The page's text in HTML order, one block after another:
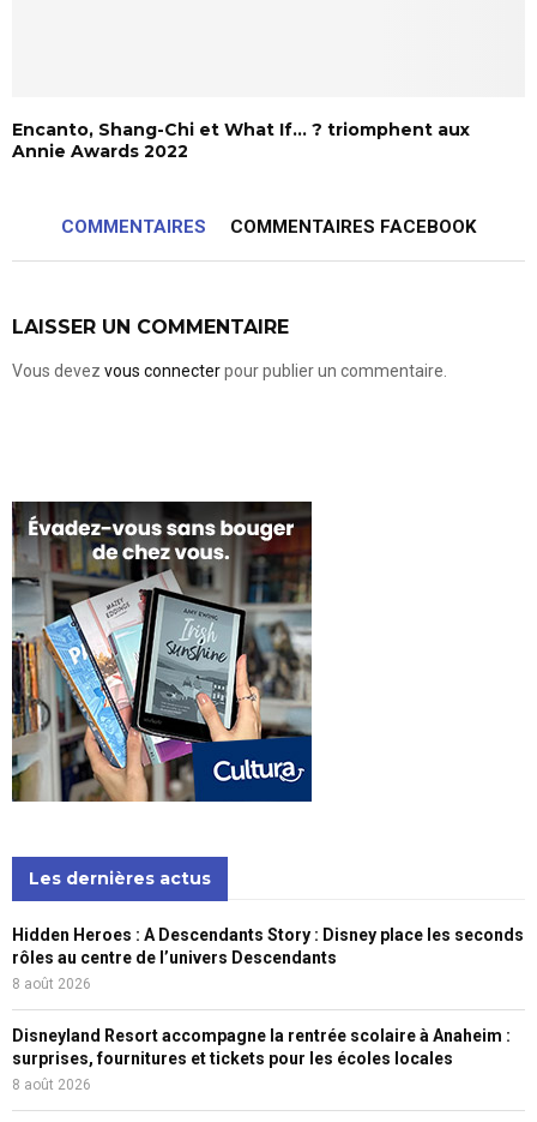
Encanto, Shang-Chi et What If… ? triomphent aux
Annie Awards 2022
COMMENTAIRES COMMENTAIRES FACEBOOK
LAISSER UN COMMENTAIRE
Vous devez vous connecterpour publier un commentaire.
Les dernières actus
Hidden Heroes : A Descendants Story : Disney place les seconds
rôles au centre de l’univers Descendants
8 août 2026
Disneyland Resort accompagne la rentrée scolaire à Anaheim :
surprises, fournitures et tickets pour les écoles locales
8 août 2026